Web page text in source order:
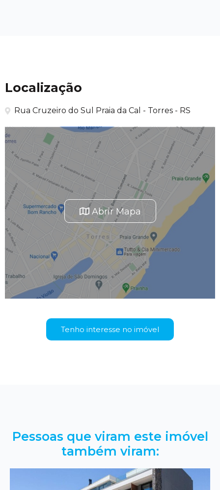
Localização
Rua Cruzeiro do Sul Praia da Cal - Torres - RS
Abrir Mapa
Tenho interesse no imóvel
Pessoas que viram este imóvel
também viram: